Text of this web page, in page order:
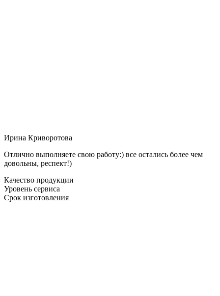
Ирина Криворотова
Отлично выполняете свою работу:) все остались более чем
довольны, респект!)
Качество продукции
Уровень сервиса
Срок изготовления